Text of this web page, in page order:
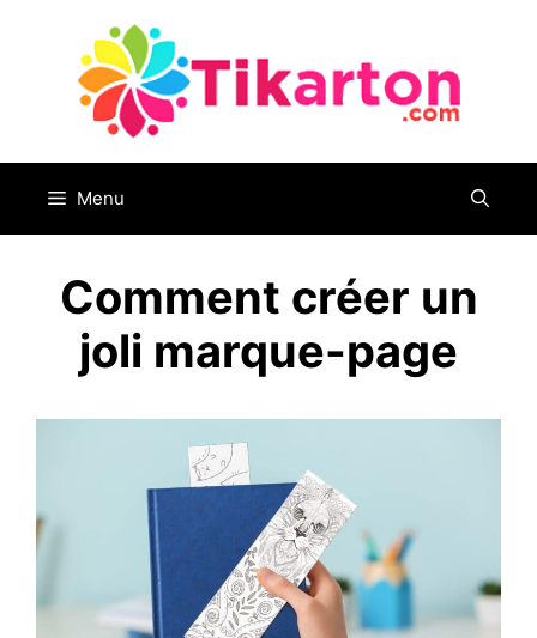
Menu
Comment créer un
joli marque-page